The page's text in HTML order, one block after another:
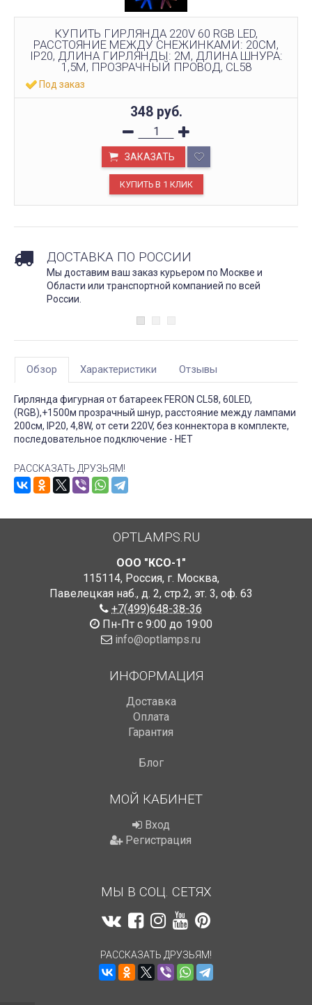
КУПИТЬ ГИРЛЯНДА 220V 60 RGB LED,
РАССТОЯНИЕ МЕЖДУ СНЕЖИНКАМИ: 20СМ,
IP20, ДЛИНА ГИРЛЯНДЫ: 2М, ДЛИНА ШНУРА:
1,5М, ПРОЗРАЧНЫЙ ПРОВОД, CL58
Под заказ
348 руб.
ЗАКАЗАТЬ
ДОСТАВКА ПО РОССИИ
Мы доставим ваш заказ курьером по Москве и
Области или транспортной компанией по всей
России.
Обзор Характеристики Отзывы
Гирлянда фигурная от батареек FERON CL58, 60LED,
(RGB),+1500м прозрачный шнур, расстояние между лампами
200см, IP20, 4,8W, от сети 220V, без коннектора в комплекте,
последовательное подключение - НЕТ
РАССКАЗАТЬ ДРУЗЬЯМ!
OPTLAMPS.RU
ООО "КСО-1"
115114, Россия, г. Москва,
Павелецкая наб., д. 2, стр.2, эт. 3, оф. 63
+7(499)648-38-36
Пн-Пт с 9:00 до 19:00
info@optlamps.ru
ИНФОРМАЦИЯ
Доставка
Оплата
Гарантия
Блог
МОЙ КАБИНЕТ
Вход
Регистрация
МЫ В СОЦ. СЕТЯХ
РАССКАЗАТЬ ДРУЗЬЯМ!